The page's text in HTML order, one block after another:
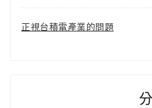
正視台積電產業的問題